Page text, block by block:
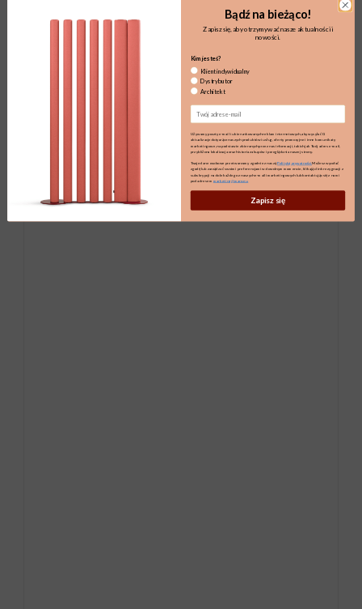
Bądź na bieżąco!
Zapisz się, aby otrzymywać nasze aktualności i
nowości.
Kim jesteś?
Klient indywidualny
Dystrybutor
Architekt
Email
Używamy poczty e-mail i ukierunkowanych reklam internetowych, aby wysyłać Ci
aktualizacje dotyczące naszych produktów i usług, oferty promocyjne i inne komunikaty
marketingowe, na podstawie zbieranych przez nas informacji, takich jak Twój adres e-mail,
przybliżona lokalizacja oraz historia zakupów i przeglądania naszej strony.
Twoje dane osobowe przetwarzamy zgodnie z nasząPolityką prywatności.Możesz wycofać
zgodę lub zarządzać swoimi preferencjami w dowolnym momencie, klikając link rezygnacji z
subskrypcji na dole każdego z naszych e-maili marketingowych lub kontaktując się z nami
pod adresem marketing@maro.eu
Zapisz się